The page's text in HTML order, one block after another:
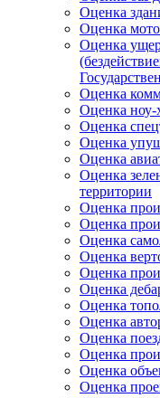
Оценка
Оценка
Оценка
Оценка
Оценка ноу-
Оценка
Оценка
Оценка
Оценка
территории
Оценка
Оценка
Оценка
Оценка
Оценка
Оценка
Оценка
Оценка
Оценка
Оценка
Оценка
Оценка